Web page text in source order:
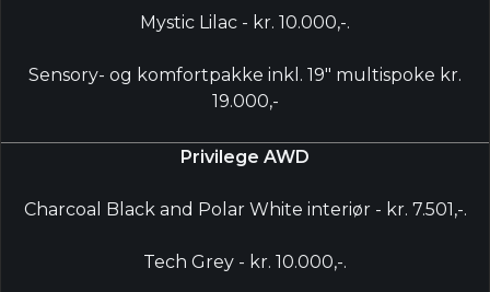
Mystic Lilac - kr. 10.000,-.
Sensory- og komfortpakke inkl. 19" multispoke kr.
19.000,-
Privilege AWD
Charcoal Black and Polar White interiør - kr. 7.501,-.
Tech Grey - kr. 10.000,-.